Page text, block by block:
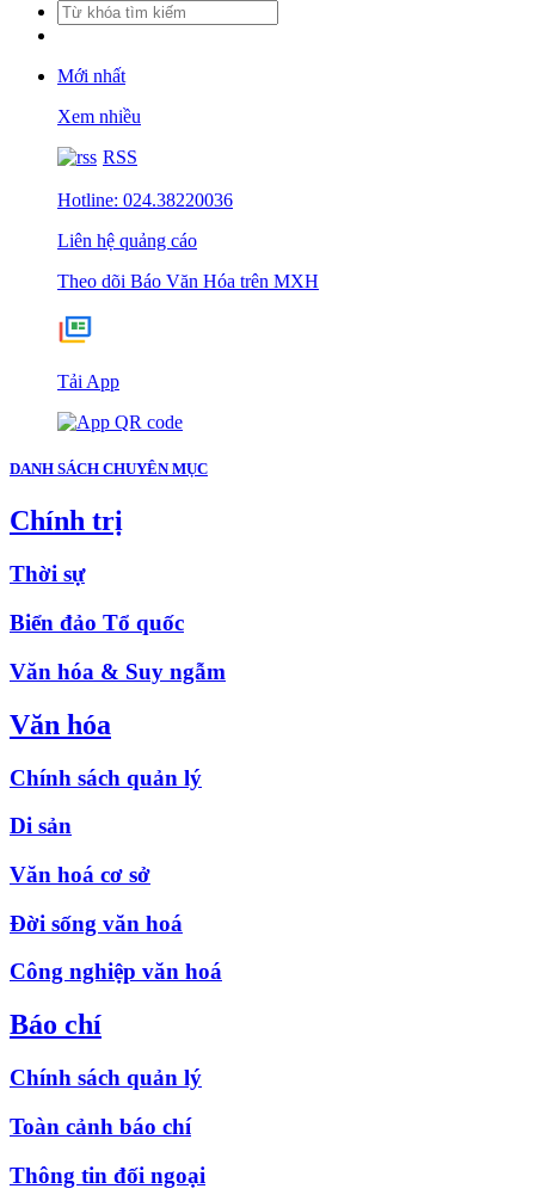
Mới nhất
Xem nhiều
RSS
Hotline: 024.38220036
Liên hệ quảng cáo
Theo dõi Báo Văn Hóa trên MXH
Tải App
DANH SÁCH CHUYÊN MỤC
Chính trị
Thời sự
Biển đảo Tổ quốc
Văn hóa & Suy ngẫm
Văn hóa
Chính sách quản lý
Di sản
Văn hoá cơ sở
Đời sống văn hoá
Công nghiệp văn hoá
Báo chí
Chính sách quản lý
Toàn cảnh báo chí
Thông tin đối ngoại